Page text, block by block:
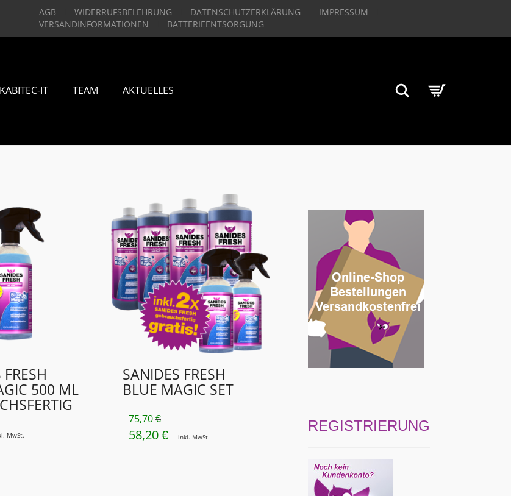
AGB WIDERRUFSBELEHRUNG DATENSCHUTZERKLÄRUNG
IMPRESSUM
VERSANDINFORMATIONEN
BATTERIEENTSORGUNG
KABITEC-IT TEAM AKTUELLES Suchen
500 ML
MwSt.
SANIDES FRESH
BLUE MAGIC SET
75,70€
URSPRÜNGLICHER
58,20 €AKTUELLER
inkl. MwSt.
REGISTRIERUNG